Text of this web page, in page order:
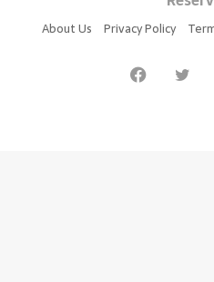
About Us Privacy Policy